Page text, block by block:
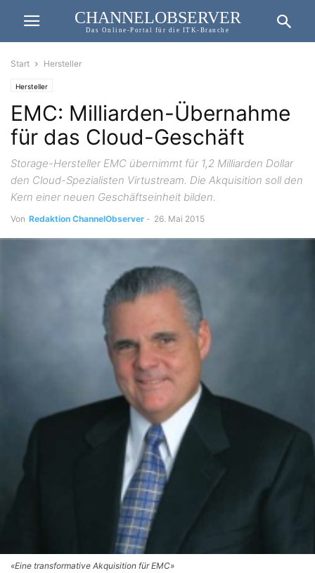
CHANNELOBSERVER
Das Online-Portal für die ITK-Branche
Start Hersteller
Hersteller
EMC: Milliarden-Übernahme
für das Cloud-Geschäft
Storage-Hersteller EMC übernimmt für 1,2 Milliarden Dollar
den Cloud-Spezialisten Virtustream. Die Akquisition soll den
Kern einer neuen Geschäftseinheit bilden.
Von Redaktion ChannelObserver - 26. Mai 2015
«Eine transformative Akquisition für EMC»